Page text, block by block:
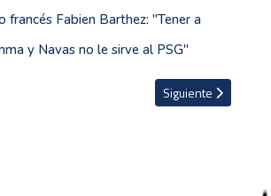
francés Fabien Barthez: ''Tener a
y Navas no le sirve al PSG''
"Fui demasiado respetuoso con Cristiano y
Artículo siguiente:
Siguiente